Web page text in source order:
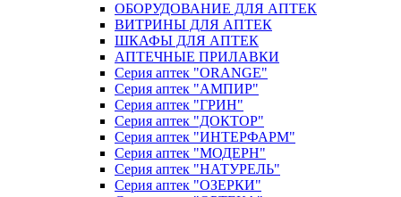
ОБОРУДОВАНИЕ ДЛЯ АПТЕК
ВИТРИНЫ ДЛЯ АПТЕК
ШКАФЫ ДЛЯ АПТЕК
АПТЕЧНЫЕ ПРИЛАВКИ
Серия аптек "ORANGE"
Серия аптек "АМПИР"
Серия аптек "ГРИН"
Серия аптек "ДОКТОР"
Серия аптек "ИНТЕРФАРМ"
Серия аптек "МОДЕРН"
Серия аптек "НАТУРЕЛЬ"
Серия аптек "ОЗЕРКИ"